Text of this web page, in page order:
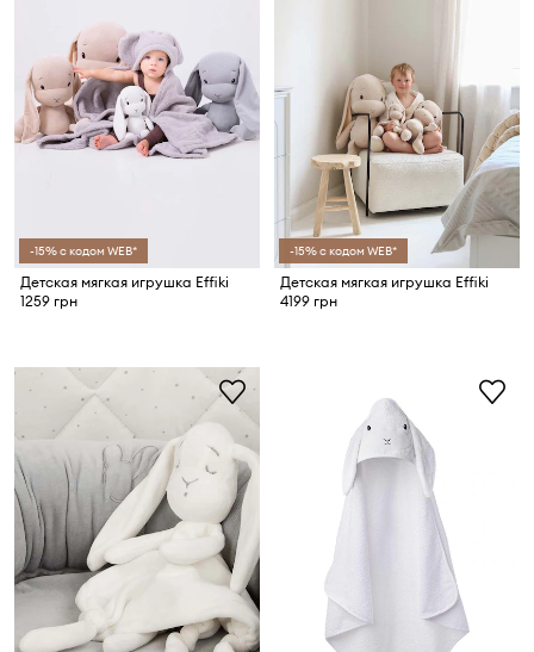
-15% с кодом WEB*
Детская мягкая игрушка Effiki
1259 грн
-15% с кодом WEB*
Детская мягкая игрушка Effiki
4199 грн